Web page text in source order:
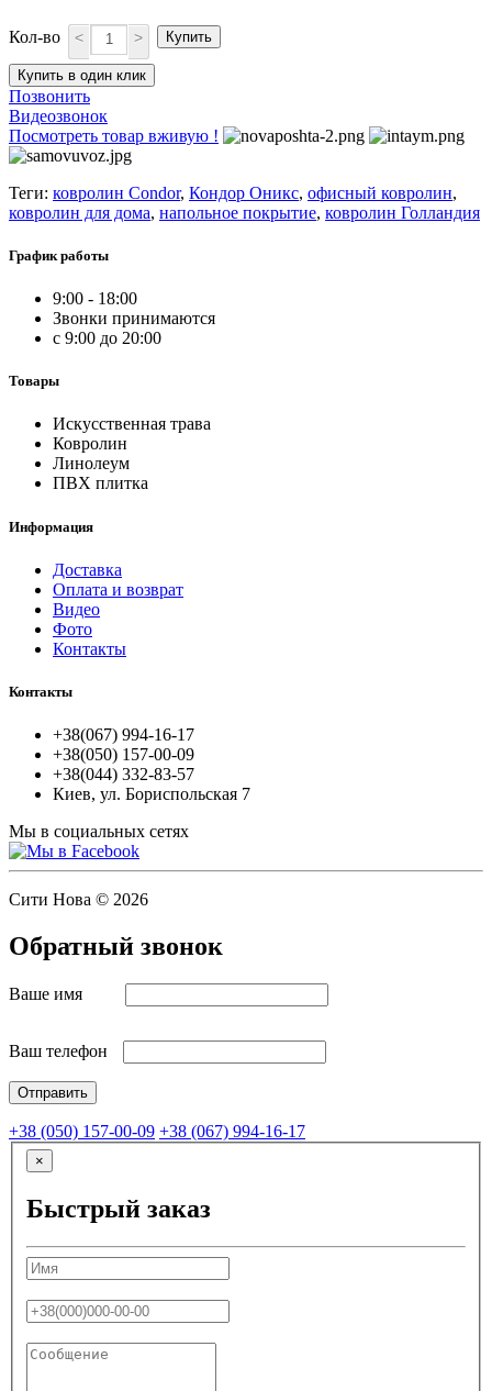
Кол-во < > Купить
Купить в один клик
Позвонить
Видеозвонок
Посмотреть товар вживую !
Теги: ковролин Condor, Кондор Оникс, офисный ковролин,
ковролин для дома, напольное покрытие, ковролин Голландия
График работы
9:00 - 18:00
Звонки принимаются
с 9:00 до 20:00
Товары
Искусственная трава
Ковролин
Линолеум
ПВХ плитка
Информация
Доставка
Оплата и возврат
Видео
Фото
Контакты
Контакты
+38(067) 994-16-17
+38(050) 157-00-09
+38(044) 332-83-57
Киев, ул. Бориспольская 7
Мы в социальных сетях
Сити Нова © 2026
Обратный звонок
Ваше имя
Ваш телефон
+38 (050) 157-00-09 +38 (067) 994-16-17
×
Быстрый заказ